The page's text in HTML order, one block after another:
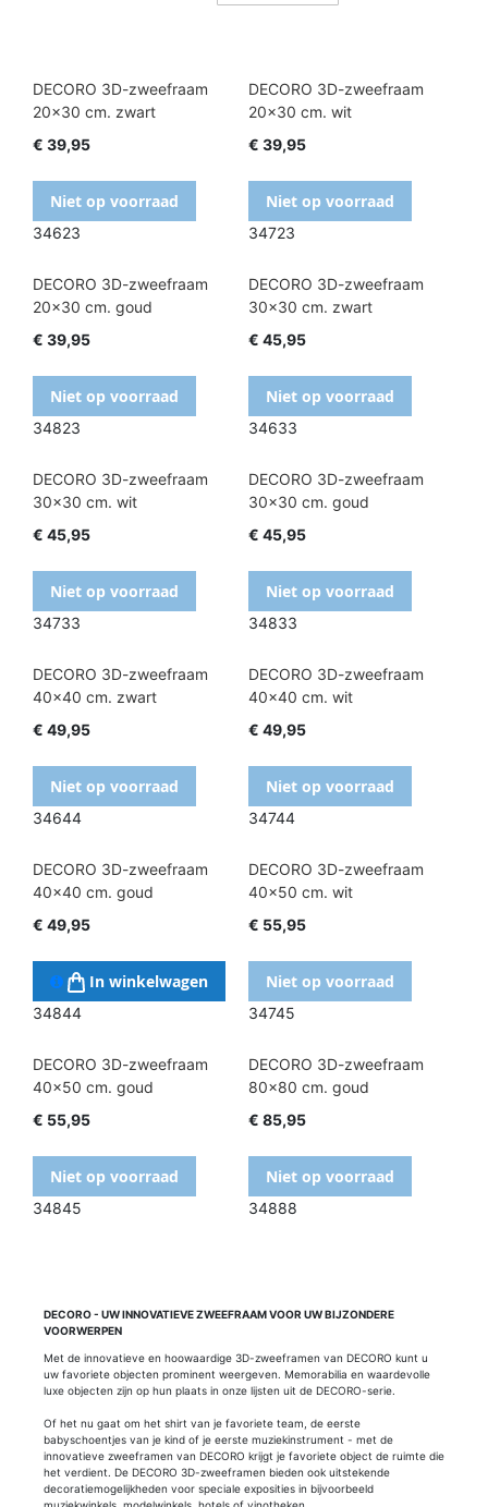
DECORO 3D-zweefraam
20x30 cm. zwart
€ 39,95
Niet op voorraad
34623
DECORO 3D-zweefraam
20x30 cm. wit
€ 39,95
Niet op voorraad
34723
DECORO 3D-zweefraam
20x30 cm. goud
€ 39,95
Niet op voorraad
34823
DECORO 3D-zweefraam
30x30 cm. zwart
€ 45,95
Niet op voorraad
34633
DECORO 3D-zweefraam
30x30 cm. wit
€ 45,95
Niet op voorraad
34733
DECORO 3D-zweefraam
30x30 cm. goud
€ 45,95
Niet op voorraad
34833
DECORO 3D-zweefraam
40x40 cm. zwart
€ 49,95
Niet op voorraad
34644
DECORO 3D-zweefraam
40x40 cm. wit
€ 49,95
Niet op voorraad
34744
DECORO 3D-zweefraam
40x40 cm. goud
€ 49,95
In winkelwagen
34844
DECORO 3D-zweefraam
40x50 cm. wit
€ 55,95
Niet op voorraad
34745
DECORO 3D-zweefraam
40x50 cm. goud
€ 55,95
Niet op voorraad
34845
DECORO 3D-zweefraam
80x80 cm. goud
€ 85,95
Niet op voorraad
34888
DECORO - UW INNOVATIEVE ZWEEFRAAM VOOR UW BIJZONDERE
VOORWERPEN
Met de innovatieve en hoowaardige 3D-zweeframen van DECORO kunt u
uw favoriete objecten prominent weergeven. Memorabilia en waardevolle
luxe objecten zijn op hun plaats in onze lijsten uit de DECORO-serie.
Of het nu gaat om het shirt van je favoriete team, de eerste
babyschoentjes van je kind of je eerste muziekinstrument - met de
innovatieve zweeframen van DECORO krijgt je favoriete object de ruimte die
het verdient. De DECORO 3D-zweeframen bieden ook uitstekende
decoratiemogelijkheden voor speciale exposities in bijvoorbeeld